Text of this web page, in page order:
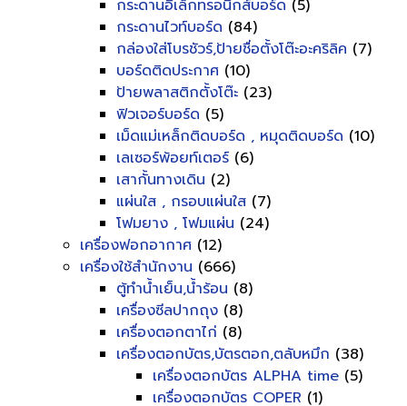
กระดานอิเล็กทรอนิกส์บอร์ด (5)
กระดานไวท์บอร์ด (84)
กล่องใส่โบรชัวร์,ป้ายชื่อตั้งโต๊ะอะคริลิค (7)
บอร์ดติดประกาศ (10)
ป้ายพลาสติกตั้งโต๊ะ (23)
ฟิวเจอร์บอร์ด (5)
เม็ดแม่เหล็กติดบอร์ด , หมุดติดบอร์ด (10)
เลเซอร์พ้อยท์เตอร์ (6)
เสากั้นทางเดิน (2)
แผ่นใส , กรอบแผ่นใส (7)
โฟมยาง , โฟมแผ่น (24)
เครื่องฟอกอากาศ (12)
เครื่องใช้สำนักงาน (666)
ตู้ทำน้ำเย็น,น้ำร้อน (8)
เครื่องซีลปากถุง (8)
เครื่องตอกตาไก่ (8)
เครื่องตอกบัตร,บัตรตอก,ตลับหมึก (38)
เครื่องตอกบัตร ALPHA time (5)
เครื่องตอกบัตร COPER (1)